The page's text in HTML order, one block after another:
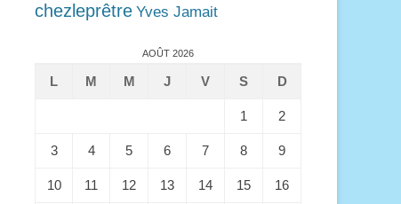
chezleprêtre Yves Jamait
AOÛT 2026
L M M J V S D
1 2
3 4 5 6 7 8 9
10 11 12 13 14 15 16